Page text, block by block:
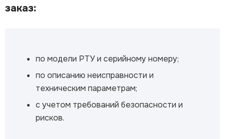
заказ:
по модели РТУ и серийному номеру;
по описанию неисправности и
техническим параметрам;
с учетом требований безопасности и
рисков.